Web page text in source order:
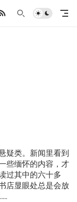
疑类。新闻里看到
些缅怀的内容，才
过其中的六十多
店显眼处总是会放